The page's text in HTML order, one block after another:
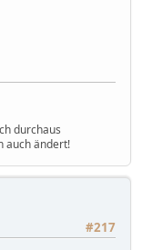
durchaus
auch ändert!
#217